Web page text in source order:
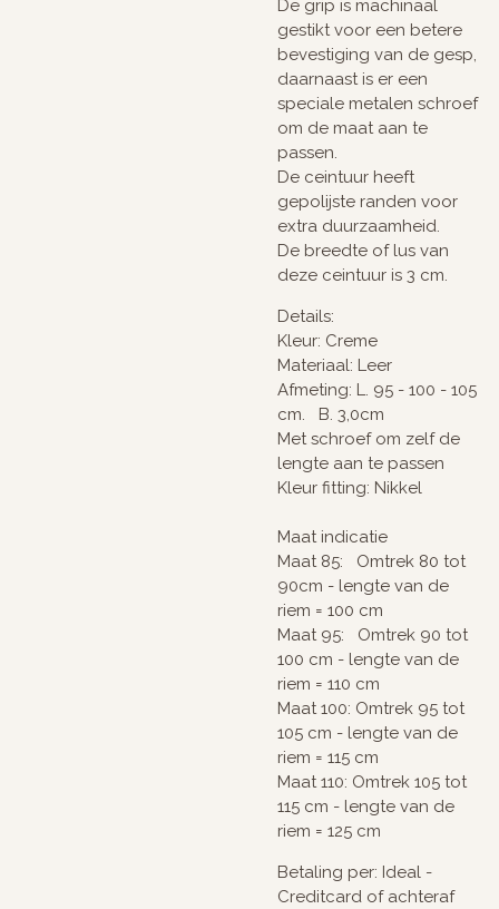
De grip is machinaal
gestikt voor een betere
bevestiging van de gesp,
daarnaast is er een
speciale metalen schroef
om de maat aan te
passen.
De ceintuur heeft
gepolijste randen voor
extra duurzaamheid.
De breedte of lus van
deze ceintuur is 3 cm.
Details:
Kleur: Creme
Materiaal: Leer
Afmeting: L. 95 - 100 - 105
cm. B. 3,0cm
Met schroef om zelf de
lengte aan te passen
Kleur fitting: Nikkel
Maat indicatie
Maat 85: Omtrek 80 tot
90cm - lengte van de
riem = 100 cm
Maat 95: Omtrek 90 tot
100 cm - lengte van de
riem = 110 cm
Maat 100: Omtrek 95 tot
105 cm - lengte van de
riem = 115 cm
Maat 110: Omtrek 105 tot
115 cm - lengte van de
riem = 125 cm
Betaling per: Ideal -
Creditcard of achteraf